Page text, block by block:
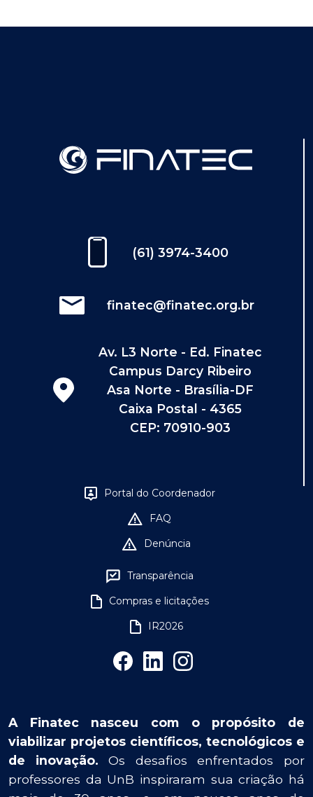
(61) 3974-3400
finatec@finatec.org.br
Av. L3 Norte - Ed. Finatec
Campus Darcy Ribeiro
Asa Norte - Brasília-DF
Caixa Postal - 4365
CEP: 70910-903
Portal do Coordenador
FAQ
Denúncia
Transparência
Compras e licitações
IR2026
A Finatec nasceu com o propósito de
viabilizar projetos científicos, tecnológicos e
de inovação. Os desafios enfrentados por
professores da UnB inspiraram sua criação há